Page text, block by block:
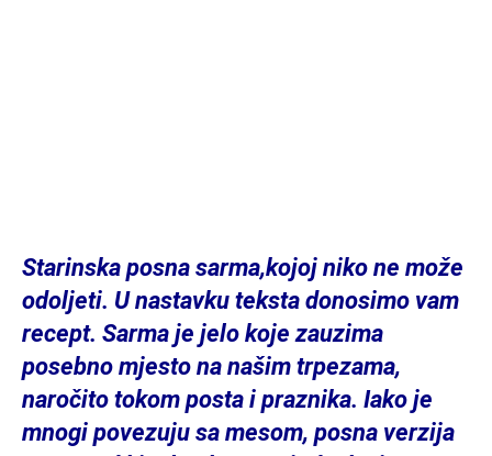
Starinska posna sarma,kojoj niko ne može
odoljeti. U nastavku teksta donosimo vam
recept. Sarma je jelo koje zauzima
posebno mjesto na našim trpezama,
naročito tokom posta i praznika. Iako je
mnogi povezuju sa mesom, posna verzija